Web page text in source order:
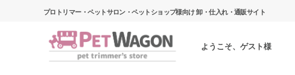
プロトリマー・ペットサロン・ペットショップ様向け 卸・仕入れ・通販サイト
ようこそ、ゲスト様